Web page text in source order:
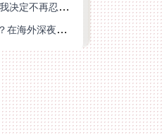
深夜连不上Steam回国，我决定不再忍受这数字鸿沟
Quickback和巨鲸好用吗？在海外深夜想刷B站、追爱奇艺的你，或许正需要这份答案